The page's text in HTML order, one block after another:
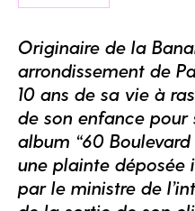
Originaire de la
arrondissement de
10 ans de sa vie à
de son enfance
album “60
une plainte déposée
par le ministre de